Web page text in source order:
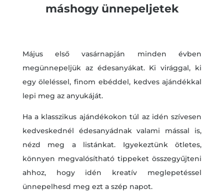
máshogy ünnepeljetek
Május első vasárnapján minden évben
megünnepeljük az édesanyákat. Ki virággal, ki
egy öleléssel, finom ebéddel, kedves ajándékkal
lepi meg az anyukáját.
Ha a klasszikus ajándékokon túl az idén szívesen
kedveskednél édesanyádnak valami mással is,
nézd meg a listánkat. Igyekeztünk ötletes,
könnyen megvalósítható tippeket összegyűjteni
ahhoz, hogy idén kreatív meglepetéssel
ünnepelhesd meg ezt a szép napot.